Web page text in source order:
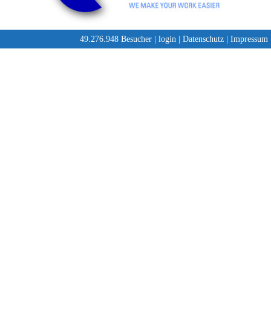
49.276.948 Besucher | login Datenschutz Impressum